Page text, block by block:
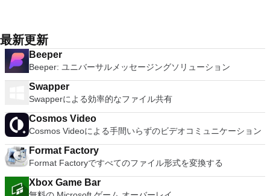
ューターへのログインに使用するのと同じユーザー名とパスワ
ードを入力するだけです。 WIN 7,8,8.1,10をサポートしま
す。 VNC ViewerのMacバージョンをお探しですか？ここから
ダウンロード
which is easy to master and supports remote Telnet or SSH
host connections then Tera Term is a good choice.
32ビットと64ビットの両方の仮想マシンを実行します。 2-
way Virtual SMPを活用します。 サードパーティの仮想マシン
とイメージを使用します。 ホストコンピューターと仮想マシ
ン間でデータを共有します。 幅広いホストおよびゲストオペ
レーティングシステムのサポート。 USB 2.0デバイスのサポー
ト。 起動時にアプライアンス情報を取得します。 直感的なホ
ームページインターフェイスを介して仮想マシンに簡単にアク
セスできます。 VMware Playerは、Microsoft Virtual Server仮
想マシンまたはMicrosoft Virtual PC仮想マシンもサポートして
projects and putting them into the job queue. Features: Non-
linear video editing Apply filters and effects Transcode into
various formats Insert or extract audio streams Subtitle
processor Project system Powerful scripting capabilities
Graphical or command line interfaces Video encoders:
MPEG-4 AVC, XviD, MPEG-4 ASP, MPEG-2 Video, MPEG-1
Video, DV, ... Audio encoders: AC-3, AAC, MP3, MP2, Vorbis,
PCM, ... Container: AVI, MPEG-PS/TS, MP4, MKV, FLV, OGM,
...
最新更新
Beeper
Beeper: ユニバーサルメッセージングソリューション
Swapper
Swapperによる効率的なファイル共有
Cosmos Video
Cosmos Videoによる手間いらずのビデオコミュニケーション
Format Factory
Format Factoryですべてのファイル形式を変換する
Xbox Game Bar